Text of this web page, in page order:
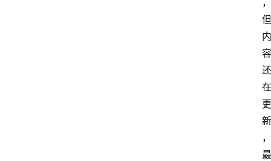
，
但
内
容
还
在
更
新
，
最